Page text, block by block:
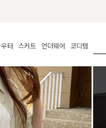
터
건
켓
/집업
트
스커트
롱
데님
린넨
미니/미디
언더웨어
보정웨어
브라
팬티
인견
코디템
MADE
신상
벨트
슈즈